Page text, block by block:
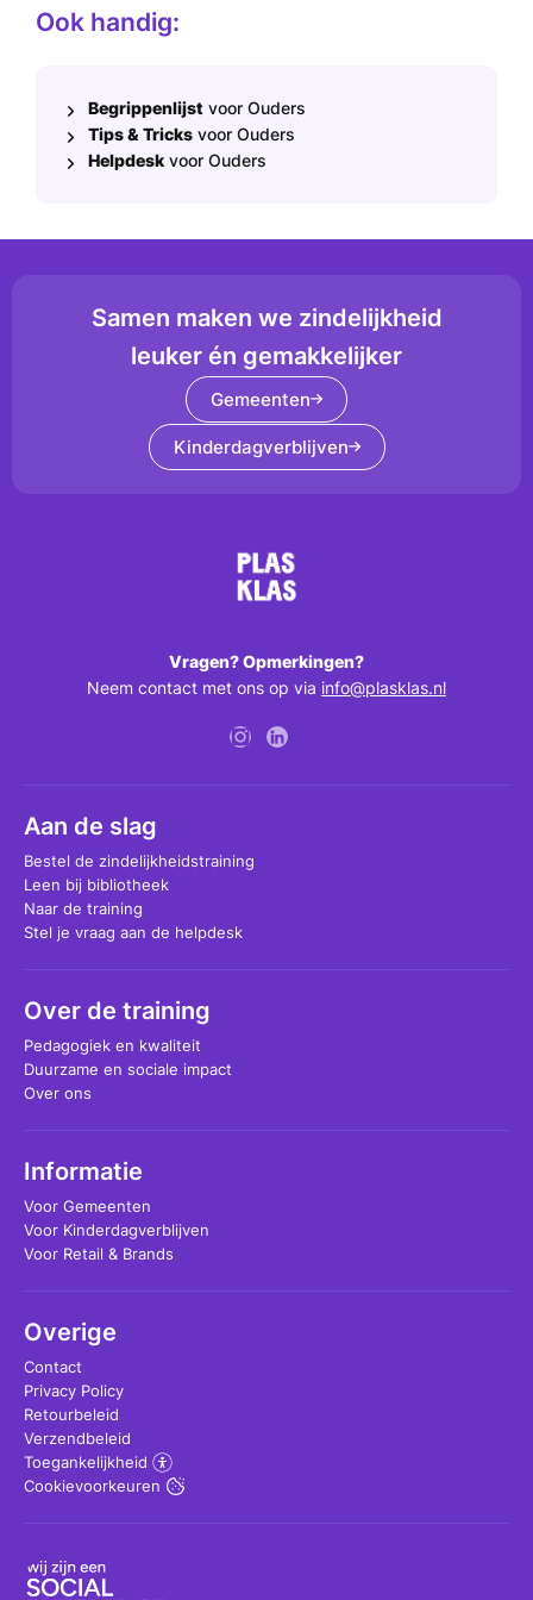
Ook handig:
Begrippenlijst voor Ouders
Tips & Tricks voor Ouders
Helpdesk voor Ouders
Samen maken we zindelijkheid
leuker én gemakkelijker
Gemeenten
Kinderdagverblijven
Vragen? Opmerkingen?
Neem contact met ons op via info@plasklas.nl
Aan de slag
Bestel de zindelijkheidstraining
Leen bij bibliotheek
Naar de training
Stel je vraag aan de helpdesk
Over de training
Pedagogiek en kwaliteit
Duurzame en sociale impact
Over ons
Informatie
Voor Gemeenten
Voor Kinderdagverblijven
Voor Retail & Brands
Overige
Contact
Privacy Policy
Retourbeleid
Verzendbeleid
Toegankelijkheid
Cookievoorkeuren